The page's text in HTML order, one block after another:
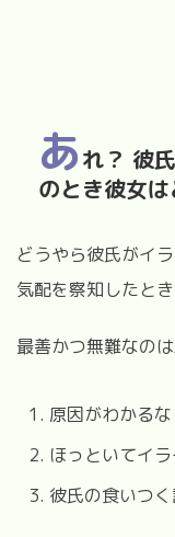
あれ？ 彼
のとき彼女
どうやら彼氏がイ
気配を察知したと
最善かつ無難なの
原因がわかる
ほっといてイ
彼氏の食いつ